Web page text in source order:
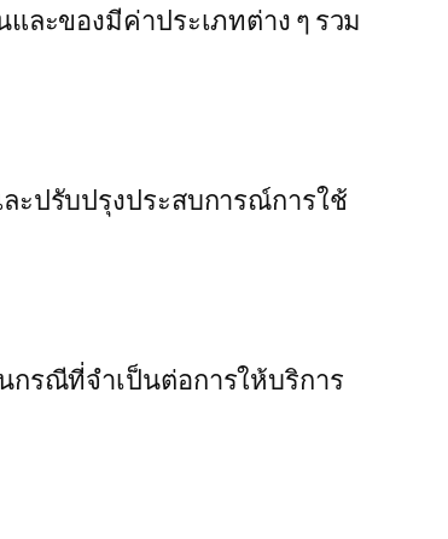
ละของมีค่าประเภทต่าง ๆ รวม
ะปรับปรุงประสบการณ์การใช้
กรณีที่จำเป็นต่อการให้บริการ